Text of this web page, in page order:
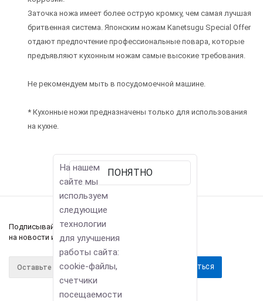
Заточка ножа имеет более острую кромку, чем самая лучшая
бритвенная система. Японским ножам Kanetsugu Special Offer
отдают предпочтение профессиональные повара, которые
предъявляют кухонным ножам самые высокие требования.
Не рекомендуем мыть в посудомоечной машине.
* Кухонные ножи предназначены только для использования
на кухне.
Подписывайтесь
на новости и акции
ПОНЯТНО
На нашем
сайте мы
используем
следующие
технологии
для улучшения
работы сайта:
cookie-файлы,
счетчики
посещаемости